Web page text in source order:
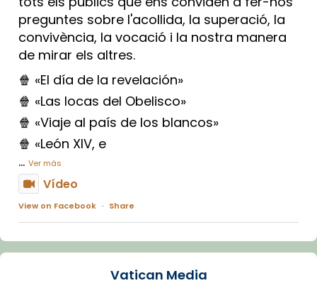
preguntes sobre l'acollida, la superació, la
convivència, la vocació i la nostra manera
de mirar els altres.
🍿 «El día de la revelación»
🍿 «Las locas del Obelisco»
🍿 «Viaje al país de los blancos»
🍿 «León XIV, e
... Ver más
Vídeo
View on Facebook · Share
Arquebisbat de Barcelona
Vatican Media